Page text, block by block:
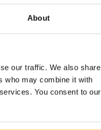
About
our traffic. We also share
who may combine it with
You consent to our